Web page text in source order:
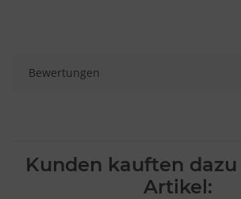
Bewertungen
Kunden kauften
Artikel: